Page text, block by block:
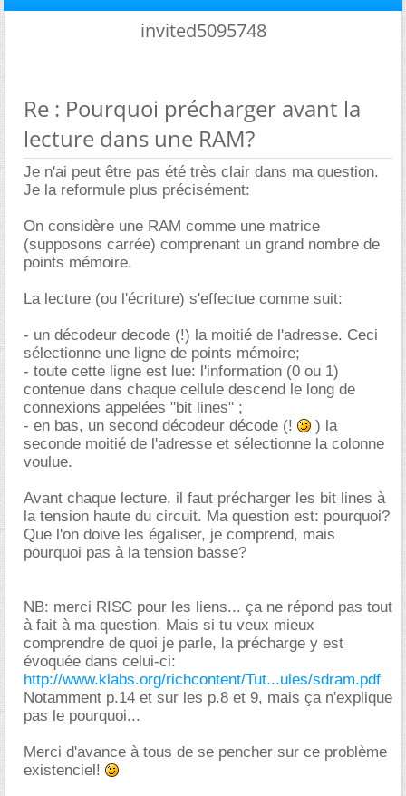
invited5095748
Re : Pourquoi précharger avant la
lecture dans une RAM?
Je n'ai peut être pas été très clair dans ma question.
Je la reformule plus précisément:
On considère une RAM comme une matrice
(supposons carrée) comprenant un grand nombre de
points mémoire.
La lecture (ou l'écriture) s'effectue comme suit:
- un décodeur decode (!) la moitié de l'adresse. Ceci
sélectionne une ligne de points mémoire;
- toute cette ligne est lue: l'information (0 ou 1)
contenue dans chaque cellule descend le long de
connexions appelées "bit lines" ;
- en bas, un second décodeur décode (!
) la
seconde moitié de l'adresse et sélectionne la colonne
voulue.
Avant chaque lecture, il faut précharger les bit lines à
la tension haute du circuit. Ma question est: pourquoi?
Que l'on doive les égaliser, je comprend, mais
pourquoi pas à la tension basse?
NB: merci RISC pour les liens... ça ne répond pas tout
à fait à ma question. Mais si tu veux mieux
comprendre de quoi je parle, la précharge y est
évoquée dans celui-ci:
http://www.klabs.org/richcontent/Tut...ules/sdram.pdf
Notamment p.14 et sur les p.8 et 9, mais ça n'explique
pas le pourquoi...
Merci d'avance à tous de se pencher sur ce problème
existenciel!